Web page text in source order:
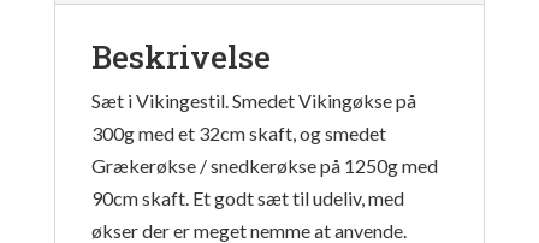
Beskrivelse
Sæt i Vikingestil. Smedet Vikingøkse på
300g med et 32cm skaft, og smedet
Grækerøkse / snedkerøkse på 1250g med
90cm skaft. Et godt sæt til udeliv, med
økser der er meget nemme at anvende.